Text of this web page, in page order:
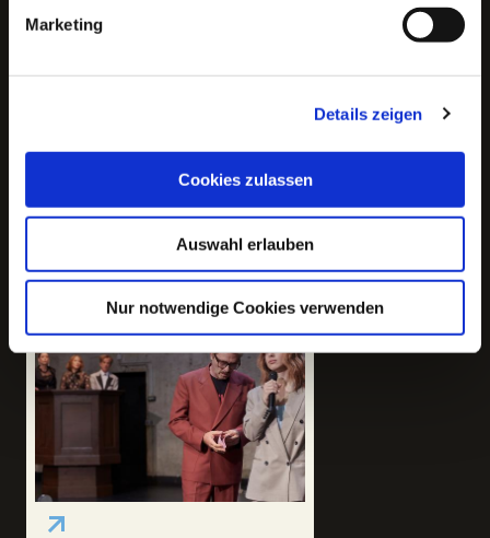
Marketing
Details zeigen
Cookies zulassen
Auswahl erlauben
Nur notwendige Cookies verwenden
Inszenierung
Next slide
Playlist zum Stück
Hier anhören!